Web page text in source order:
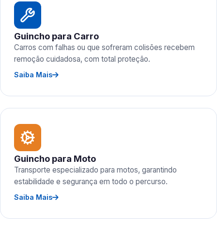
Guincho para Carro
Carros com falhas ou que sofreram colisões recebem
remoção cuidadosa, com total proteção.
Saiba Mais
Guincho para Moto
Transporte especializado para motos, garantindo
estabilidade e segurança em todo o percurso.
Saiba Mais